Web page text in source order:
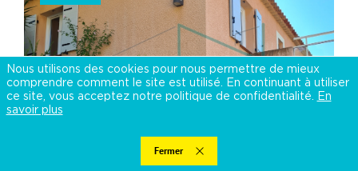
Nous utilisons des cookies pour nous permettre de mieux
comprendre comment le site est utilisé. En continuant à utiliser
ce site, vous acceptez notre politique de confidentialité.
En
savoir plus
Fermer